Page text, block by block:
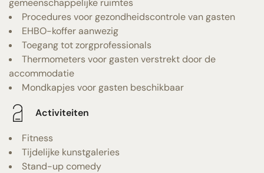
Procedures voor gezondheidscontrole van gasten
EHBO-koffer aanwezig
Toegang tot zorgprofessionals
Thermometers voor gasten verstrekt door de
accommodatie
Mondkapjes voor gasten beschikbaar
Activiteiten
Fitness
Tijdelijke kunstgaleries
Stand-up comedy